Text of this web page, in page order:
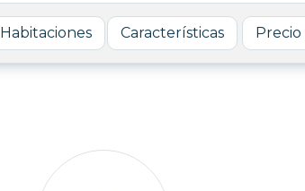
Precio
Habitaciones Características